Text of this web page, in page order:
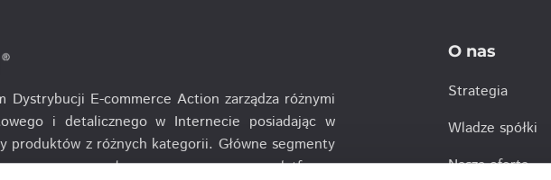
Dystrybucji E-commerce Action zarządza różnymi
i detalicznego w Internecie posiadając w
produktów z różnych kategorii. Główne segmenty
są przez własną, e-commercową platformę
O nas
Strategia
Wladze spółki
Nasza oferta